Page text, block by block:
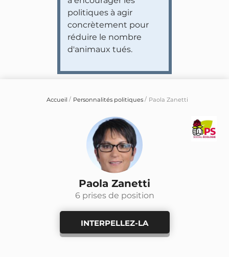
politiques à agir
concrètement pour
réduire le nombre
d'animaux tués.
Accueil Personnalités politiques Paola Zanetti
Paola Zanetti
6 prises de position
INTERPELLEZ-LA